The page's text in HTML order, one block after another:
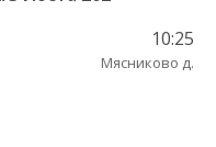
10:25
Мясниково д.